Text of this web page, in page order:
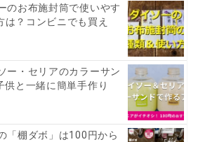
のお布施封筒で使いやす
は？コンビニでも買え
ー・セリアのカラーサン
供と一緒に簡単手作り
「棚ダボ」は100円から